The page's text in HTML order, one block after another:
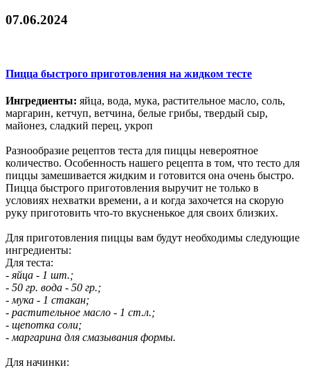
07.06.2024
Пицца быстрого приготовления на жидком тесте
Ингредиенты: яйца, вода, мука, растительное масло, соль,
маргарин, кетчуп, ветчина, белые грибы, твердый сыр,
майонез, сладкий перец, укроп
Разнообразие рецептов теста для пиццы невероятное
количество. Особенность нашего рецепта в том, что тесто для
пиццы замешивается жидким и готовится она очень быстро.
Пицца быстрого приготовления выручит не только в
условиях нехватки времени, а и когда захочется на скорую
руку приготовить что-то вкусненькое для своих близких.
Для приготовления пиццы вам будут необходимы следующие
ингредиенты:
Для теста:
- яйца - 1 шт.;
- 50 гр. вода - 50 гр.;
- мука - 1 стакан;
- растительное масло - 1 ст.л.;
- щепотка соли;
- маргарина для смазывания формы.
Для начинки: